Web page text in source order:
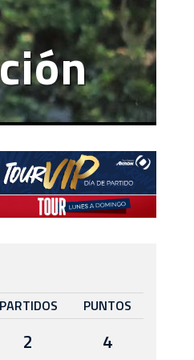
PARTIDOS PUNTOS
2
4